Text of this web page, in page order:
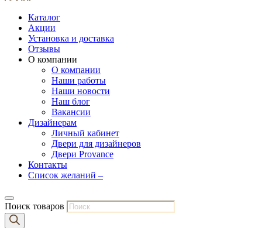
Каталог
Акции
Установка и доставка
Отзывы
О компании
О компании
Наши работы
Наши новости
Наш блог
Вакансии
Дизайнерам
Личный кабинет
Двери для дизайнеров
Двери Provance
Контакты
Список желаний –
Поиск товаров